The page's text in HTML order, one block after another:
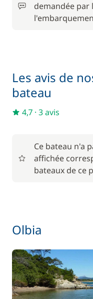
demandée par
Les avis de
bateau
4,7 · 3 avis
Ce bateau n'a
affichée
bateaux de ce
Olbia